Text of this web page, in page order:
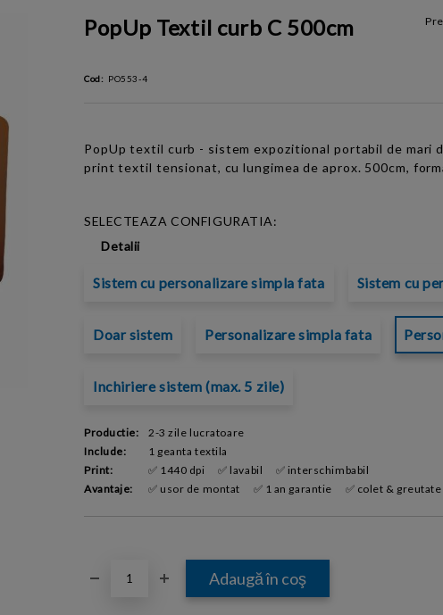
PopUp Textil curb C 500cm
Cod: PO553-4
PopUp textil curb - sistem expozitional portabil de mari
print textil tensionat, cu lungimea de aprox. 500cm,
SELECTEAZA CONFIGURATIA:
Detalii
Sistem cu personalizare simpla fata Sistem cu
Doar sistem Personalizare simpla fata
Inchiriere sistem (max. 5 zile)
Productie:
2-3 zile lucratoare
Include:
1 geanta textila
Print:
✅ 1440 dpi ✅ lavabil
✅ interschimbabil
Avantaje:
✅ usor de montat ✅ 1 an garantie ✅ colet &